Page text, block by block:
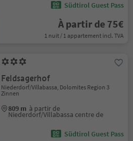
Südtirol Guest Pass
À partir de 75€
1 nuit / 1 appartement incl. TVA
Feldsagerhof
Niederdorf/Villabassa, Dolomites Region 3
Zinnen
809 m à partir de
Niederdorf/Villabassa centre de
Südtirol Guest Pass